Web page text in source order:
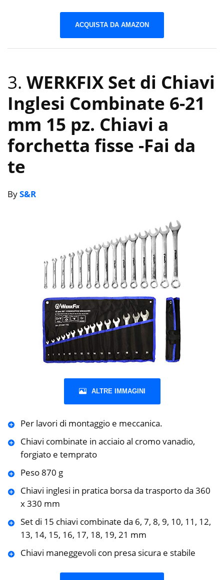
ACQUISTA DA AMAZON
3. WERKFIX Set di Chiavi
Inglesi Combinate 6-21
mm 15 pz. Chiavi a
forchetta fisse -Fai da
te
ByS&R
ALTRE IMMAGINI
Per lavori di montaggio e meccanica.
Chiavi combinate in acciaio al cromo vanadio,
forgiato e temprato
Peso 870 g
Chiavi inglesi in pratica borsa da trasporto da 360
x 330 mm
Set di 15 chiavi combinate da 6, 7, 8, 9, 10, 11, 12,
13, 14, 15, 16, 17, 18, 19, 21 mm
Chiavi maneggevoli con presa sicura e stabile